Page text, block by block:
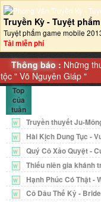
Truyền Kỳ - Tuyệt
Tuyệt phẩm game mobile
Tải miễn phí
Thông báo : Những
tộc "Võ Nguyên Giáp "
Top
của
tuần
W Truyền thuyết Ju-
W Hài Kịch Dung Tục -
W Quý Cô Xảo Quyệt -
W Thiếu niên gia khánh
W Hạnh Phúc Có Thật -
W Cô Dâu Thế Kỷ -